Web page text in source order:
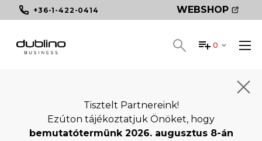
+36-1-422-0414 WEBSHOP
0
Tisztelt Partnereink!
Ezúton tájékoztatjuk Önöket, hogy
bemutatótermünk 2026. augusztus 8-án